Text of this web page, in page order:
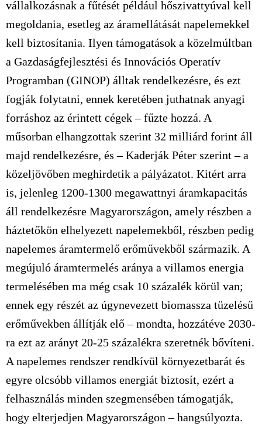
vállalkozásnak a fűtését például hőszivattyúval kell
megoldania, esetleg az áramellátását napelemekkel
kell biztosítania. Ilyen támogatások a közelmúltban
a Gazdaságfejlesztési és Innovációs Operatív
Programban (GINOP) álltak rendelkezésre, és ezt
fogják folytatni, ennek keretében juthatnak anyagi
forráshoz az érintett cégek – fűzte hozzá. A
műsorban elhangzottak szerint 32 milliárd forint áll
majd rendelkezésre, és – Kaderják Péter szerint – a
közeljövőben meghirdetik a pályázatot. Kitért arra
is, jelenleg 1200-1300 megawattnyi áramkapacitás
áll rendelkezésre Magyarországon, amely részben a
háztetőkön elhelyezett napelemekből, részben pedig
napelemes áramtermelő erőművekből származik. A
megújuló áramtermelés aránya a villamos energia
termelésében ma még csak 10 százalék körül van;
ennek egy részét az úgynevezett biomassza tüzelésű
erőművekben állítják elő – mondta, hozzátéve 2030-
ra ezt az arányt 20-25 százalékra szeretnék bővíteni.
A napelemes rendszer rendkívül környezetbarát és
egyre olcsóbb villamos energiát biztosít, ezért a
felhasználás minden szegmensében támogatják,
hogy elterjedjen Magyarországon – hangsúlyozta.